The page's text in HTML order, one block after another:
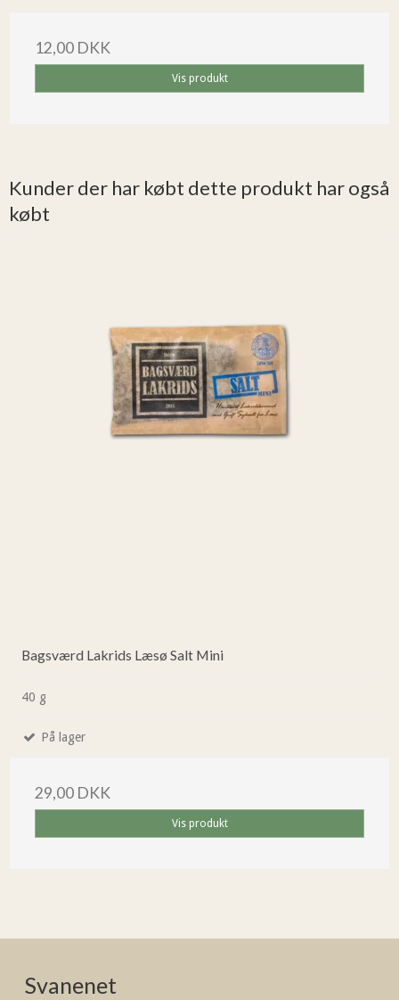
12,00 DKK
Vis produkt
Kunder der har købt dette produkt har også
købt
Bagsværd Lakrids Læsø Salt Mini
40 g
På lager
29,00 DKK
Vis produkt
Svanenet